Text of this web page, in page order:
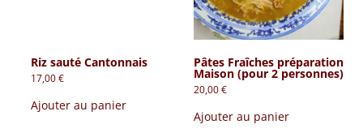
Riz sauté Cantonnais
17,00€
Ajouter au panier
Pâtes Fraîches préparation
Maison (pour 2 personnes)
20,00€
Ajouter au panier